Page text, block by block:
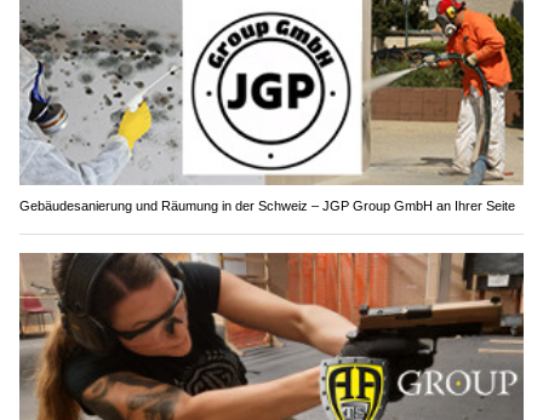
Gebäudesanierung und Räumung in der Schweiz – JGP Group GmbH an Ihrer Seite